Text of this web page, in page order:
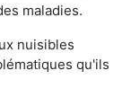
maladies.
nuisibles
qu'ils